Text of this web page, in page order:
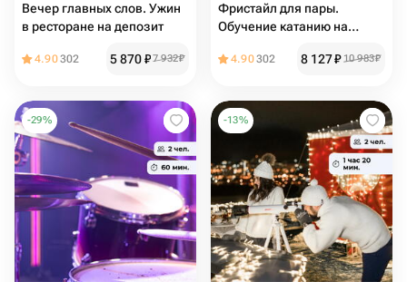
Вечер главных слов. Ужин
в ресторане на депозит
4.90302 5 870₽7 932₽
Фристайл для пары.
Обучение катанию на
4.90302 8 127₽ 10 983₽
-29% -13%